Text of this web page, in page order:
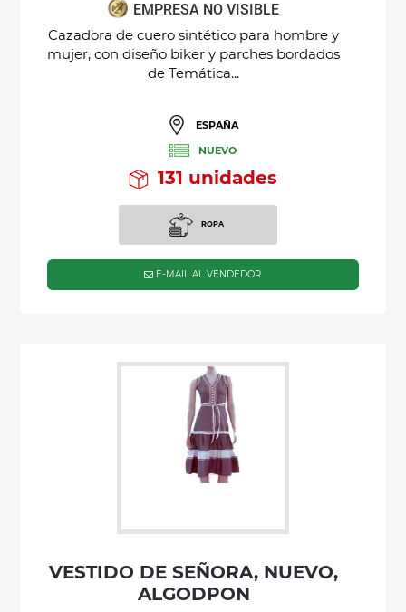
EMPRESA NO VISIBLE
Cazadora de cuero sintético para hombre y
mujer, con diseño biker y parches bordados
de Temática...
ESPAÑA
NUEVO
131 unidades
ROPA
E-MAIL AL VENDEDOR
VESTIDO DE SEÑORA, NUEVO,
ALGODPON